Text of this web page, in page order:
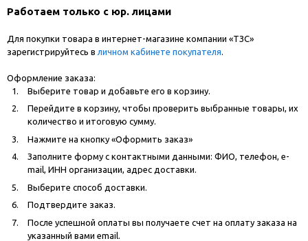
Работаем только с юр. лицами
Для покупки товара в интернет-магазине компании «ТЗС»
зарегистрируйтесь в личном кабинете покупателя
Оформление заказа:
Выберите товар и добавьте его в корзину.
Перейдите в корзину, чтобы проверить выбранные товары, их
количество и итоговую сумму.
Нажмите на кнопку «Оформить заказ»
Заполните форму с контактными данными: ФИО, телефон, e-
mail, ИНН организации, адрес доставки.
Выберите способ доставки.
Подтвердите заказ.
После успешной оплаты вы получаете счет на оплату заказа на
указанный вами email.